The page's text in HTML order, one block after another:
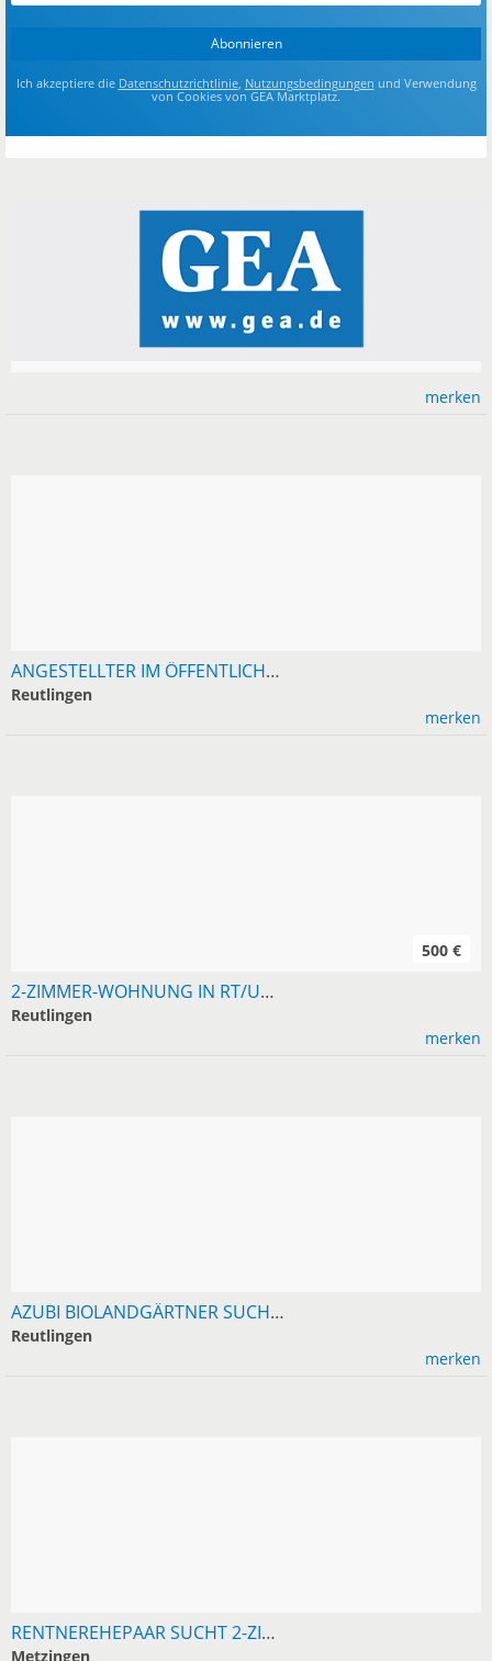
Abonnieren
Ich akzeptiere die Datenschutzrichtlinie, Nutzungsbedingungen und Verwendung
von Cookies von GEA Marktplatz.
merken
ANGESTELLTER IM ÖFFENTLICHEN DIENST SUCHT 2,5-3-ZIMMER-EG-WOHNUNG RAUM RT
Reutlingen
merken
2-ZIMMER-WOHNUNG IN RT/UMGEBUNG AB SOFORT GESUCHT
500 €
Reutlingen
merken
AZUBI BIOLANDGÄRTNER SUCHT 1-2-ZIMMER-WOHNUNG IN RT
Reutlingen
merken
RENTNEREHEPAAR SUCHT 2-ZIMMER-EG-WOHNUNG RAUM METZINGEN
Metzingen